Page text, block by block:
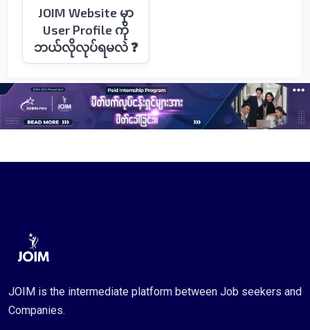
JOIM Website မှာ
User Profile ကို
ဘယ်လိုလုပ်ရမလဲ ❓
JOIM is the intermediate platform between Job seekers and
Companies.